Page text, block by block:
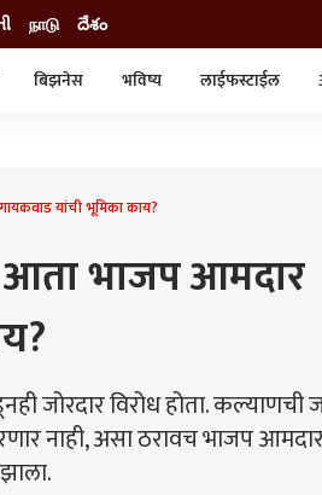
நாடு దేశం
बिझनेस भविष्य लाईफस्टाईल
यांची भूमिका काय?
आता भाजप आमदार
जोरदार विरोध होता. कल्याणची
नाही, असा ठरावच भाजप